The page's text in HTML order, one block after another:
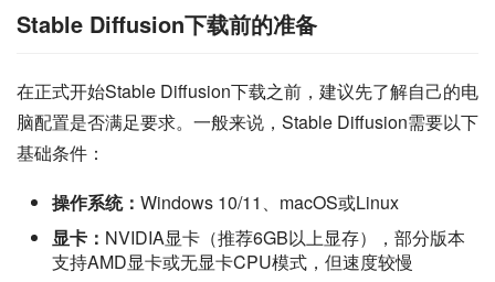
Stable Diffusion下载前的准备
在正式开始Stable Diffusion下载之前，建议先了解自己的电
脑配置是否满足要求。一般来说，Stable Diffusion需要以下
基础条件：
操作系统： Windows 10/11、macOS或Linux
显卡： NVIDIA显卡（推荐6GB以上显存），部分版本
支持AMD显卡或无显卡CPU模式，但速度较慢